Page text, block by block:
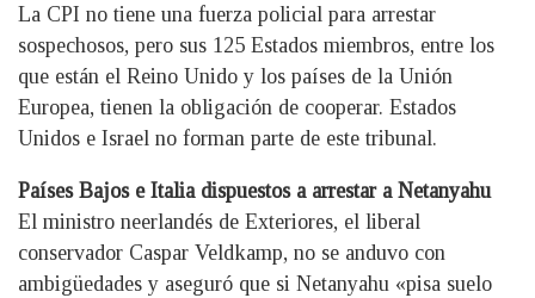
La CPI no tiene una fuerza policial para arrestar
sospechosos, pero sus 125 Estados miembros, entre los
que están el Reino Unido y los países de la Unión
Europea, tienen la obligación de cooperar. Estados
Unidos e Israel no forman parte de este tribunal.
Países Bajos e Italia dispuestos a arrestar a Netanyahu
El ministro neerlandés de Exteriores, el liberal
conservador Caspar Veldkamp, no se anduvo con
ambigüedades y aseguró que si Netanyahu «pisa suelo